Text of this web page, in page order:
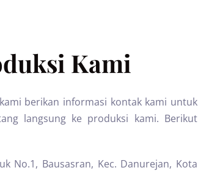
Kami
berikan informasi kontak kami untuk
langsung ke produksi kami. Berikut
No.1, Bausasran, Kec. Danurejan, Kota